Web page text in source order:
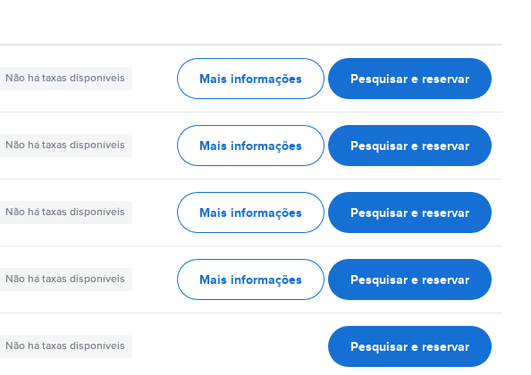
Não há taxas disponíveis Mais informações Pesquisar e reservar
Não há taxas disponíveis Mais informações Pesquisar e reservar
Não há taxas disponíveis Mais informações Pesquisar e reservar
Não há taxas disponíveis Mais informações Pesquisar e reservar
Não há taxas disponíveis Pesquisar e reservar